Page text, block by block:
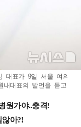
대표가 9일 서울 여의
내대표의 발언을 듣고